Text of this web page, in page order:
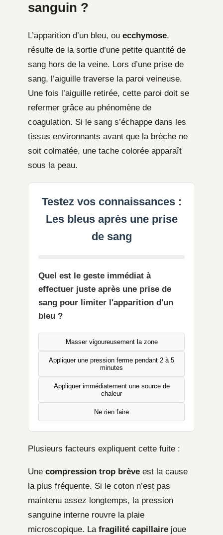
sanguin ?
L’apparition d’un bleu, ou ecchymose,
résulte de la sortie d’une petite quantité de
sang hors de la veine. Lors d’une prise de
sang, l’aiguille traverse la paroi veineuse.
Une fois l’aiguille retirée, cette paroi doit se
refermer grâce au phénomène de
coagulation. Si le sang s’échappe dans les
tissus environnants avant que la brèche ne
soit colmatée, une tache colorée apparaît
sous la peau.
Testez vos connaissances :
Les bleus après une prise
de sang
Quel est le geste immédiat à
effectuer juste après une prise de
sang pour limiter l'apparition d'un
bleu ?
Masser vigoureusement la zone
Appliquer une pression ferme pendant 2 à 5
minutes
Appliquer immédiatement une source de
chaleur
Ne rien faire
Plusieurs facteurs expliquent cette fuite :
Une compression trop brève est la cause
la plus fréquente. Si le coton n’est pas
maintenu assez longtemps, la pression
sanguine interne rouvre la plaie
microscopique. La fragilité capillaire joue